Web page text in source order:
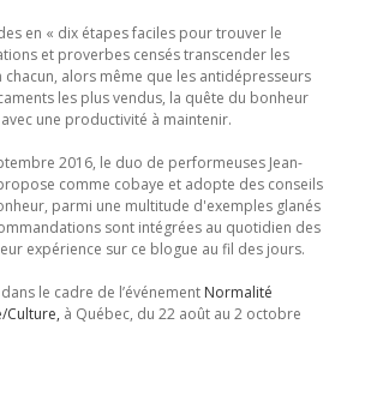
en « dix étapes faciles pour trouver le
et proverbes censés transcender les
chacun, alors même que les antidépresseurs
les plus vendus, la quête du bonheur
une productivité à maintenir.
2016, le duo de performeuses Jean-
comme cobaye et adopte des conseils
parmi une multitude d'exemples glanés
sont intégrées au quotidien des
expérience sur ce blogue au fil des jours.
le cadre de l’événement Normalité
Culture, à Québec, du 22 août au 2 octobre